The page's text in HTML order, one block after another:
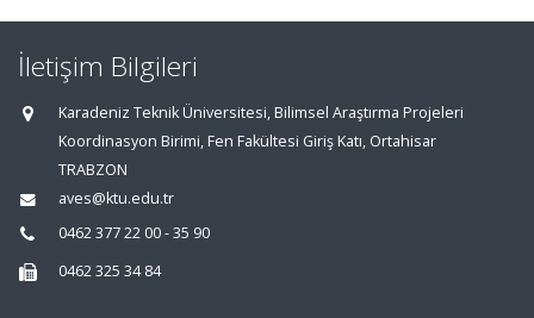
İletişim Bilgileri
Karadeniz Teknik Üniversitesi, Bilimsel Araştırma Projeleri
Koordinasyon Birimi, Fen Fakültesi Giriş Katı, Ortahisar
TRABZON
aves@ktu.edu.tr
0462 377 22 00 - 35 90
0462 325 34 84